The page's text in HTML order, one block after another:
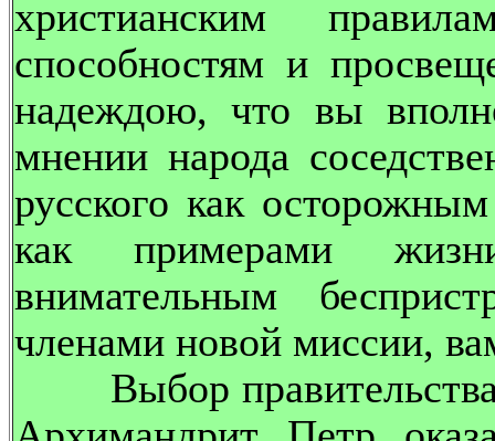
христианским
способностям и
надеждою, что вы
мнении народа
русского как
как примерами
внимательным
членами новой миссии,
Выбор правительства